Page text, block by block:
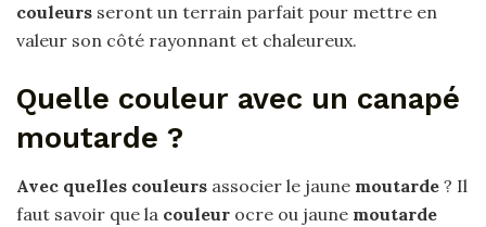
couleurs seront un terrain parfait pour mettre en
valeur son côté rayonnant et chaleureux.
Quelle couleur avec un canapé
moutarde ?
Avec quelles couleurs associer le jaune moutarde ? Il
faut savoir que la couleur ocre ou jaune moutarde